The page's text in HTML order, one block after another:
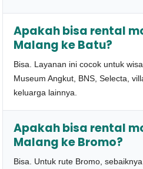
Apakah bisa rental
Malang ke Batu?
Bisa. Layanan ini cocok untuk
Museum Angkut, BNS, Selecta,
keluarga lainnya.
Apakah bisa rental
Malang ke Bromo?
Bisa. Untuk rute Bromo,